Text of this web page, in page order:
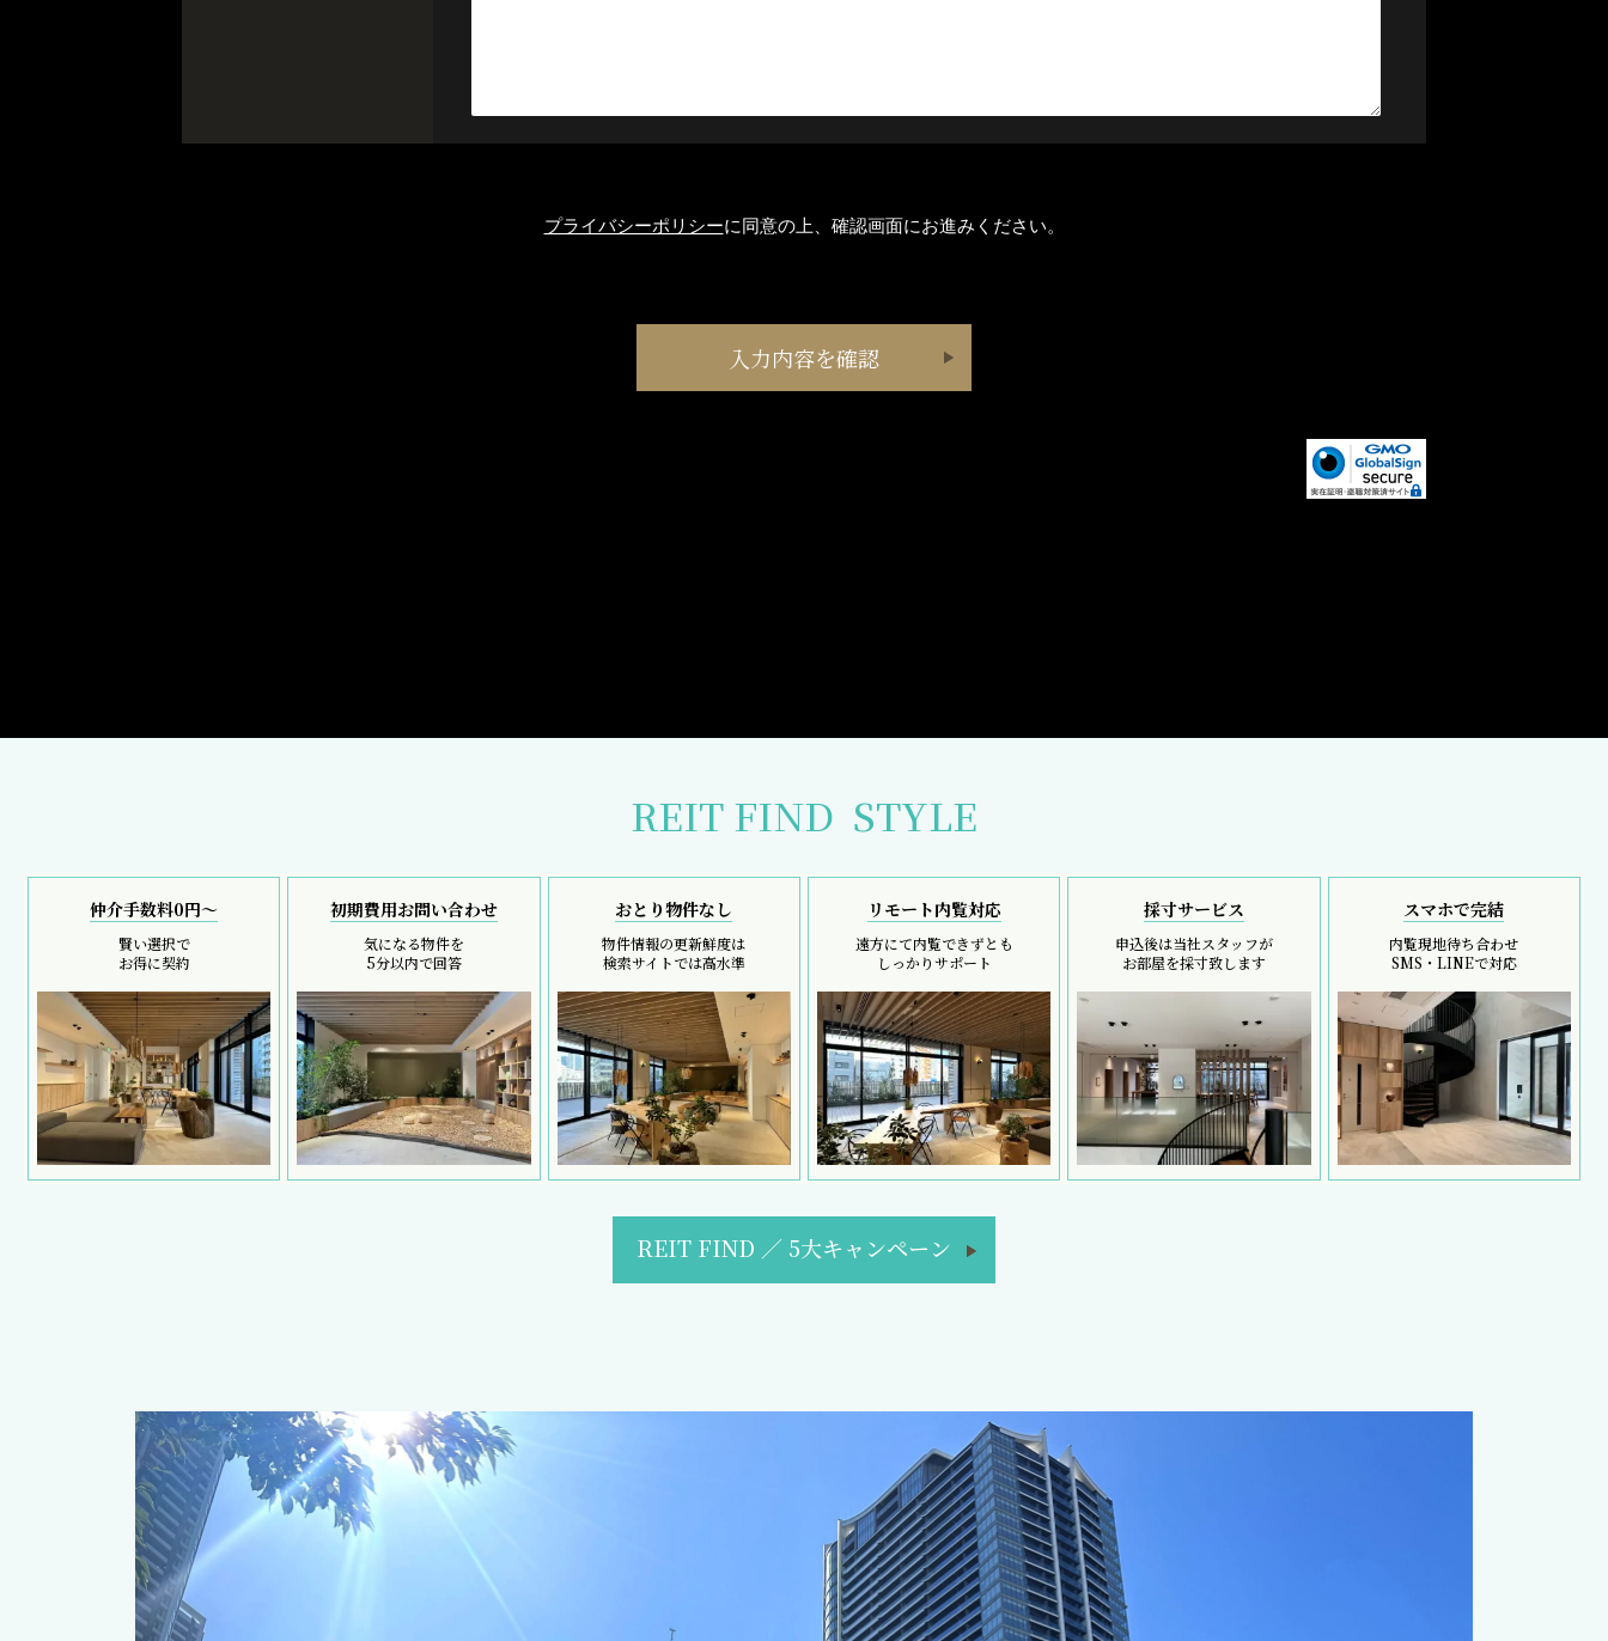
プライバシーポリシーに同意の上、確認画面にお進みください。
REIT FIND STYLE
仲介手数料0円～
賢い選択で
お得に契約
初期費用お問い合わせ
気になる物件を
5分以内で回答
おとり物件なし
物件情報の更新鮮度は
検索サイトでは高水準
リモート内覧対応
遠方にて内覧できずとも
しっかりサポート
採寸サービス
申込後は当社スタッフが
お部屋を採寸致します
スマホで完結
内覧現地待ち合わせ
SMS・LINEで対応
REIT FIND ／ 5大キャンペーン